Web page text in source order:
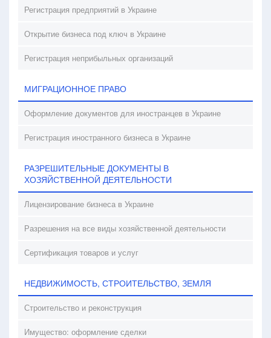
Регистрация предприятий в Украине
Открытие бизнеса под ключ в Украине
Регистрация неприбыльных организаций
МИГРАЦИОННОЕ ПРАВО
Оформление документов для иностранцев в Украине
Регистрация иностранного бизнеса в Украине
РАЗРЕШИТЕЛЬНЫЕ ДОКУМЕНТЫ В
ХОЗЯЙСТВЕННОЙ ДЕЯТЕЛЬНОСТИ
Лицензирование бизнеса в Украине
Разрешения на все виды хозяйственной деятельности
Сертификация товаров и услуг
НЕДВИЖИМОСТЬ, СТРОИТЕЛЬСТВО, ЗЕМЛЯ
Строительство и реконструкция
Имущество: оформление сделки